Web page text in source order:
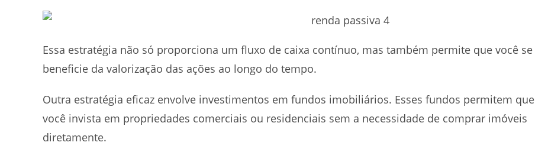
Essa estratégia não só proporciona um fluxo de caixa contínuo, mas também permite que você se
beneficie da valorização das ações ao longo do tempo.
Outra estratégia eficaz envolve investimentos em fundos imobiliários. Esses fundos permitem que
você invista em propriedades comerciais ou residenciais sem a necessidade de comprar imóveis
diretamente.